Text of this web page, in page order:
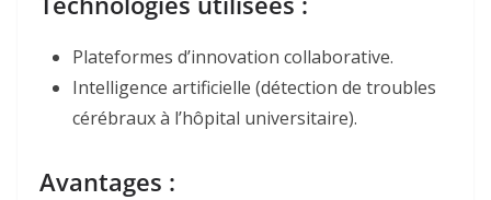
Plateformes d’innovation collaborative.
Intelligence artificielle (détection de troubles
cérébraux à l’hôpital universitaire).
Avantages :